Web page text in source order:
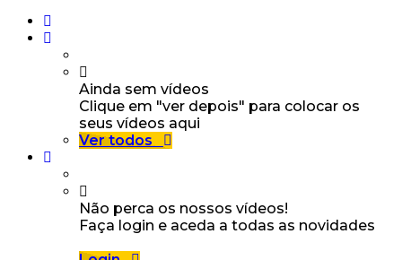
Ainda sem vídeos
Clique em "ver depois" para colocar os
seus vídeos aqui
Ver todos
Não perca os nossos vídeos!
Faça login e aceda a todas as novidades